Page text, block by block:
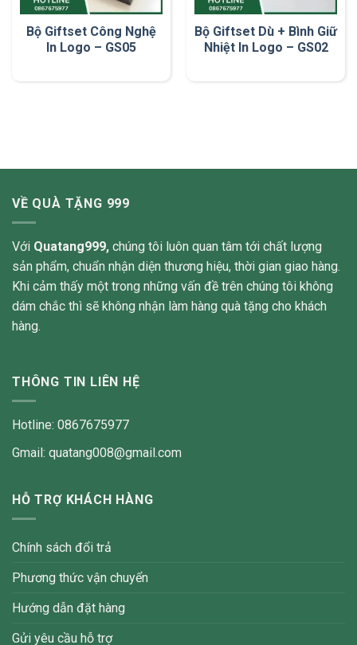
Bộ Giftset Công Nghệ
In Logo – GS05
Bộ Giftset Dù + Bình Giữ
Nhiệt In Logo – GS02
VỀ QUÀ TẶNG 999
Với Quatang999, chúng tôi luôn quan tâm tới chất lượng
sản phẩm, chuẩn nhận diện thương hiệu, thời gian giao hàng.
Khi cảm thấy một trong những vấn đề trên chúng tôi không
dám chắc thì sẽ không nhận làm hàng quà tặng cho khách
hàng.
THÔNG TIN LIÊN HỆ
Hotline: 0867675977
Gmail: quatang008@gmail.com
HỖ TRỢ KHÁCH HÀNG
Chính sách đổi trả
Phương thức vận chuyển
Hướng dẫn đặt hàng
Gửi yêu cầu hỗ trợ